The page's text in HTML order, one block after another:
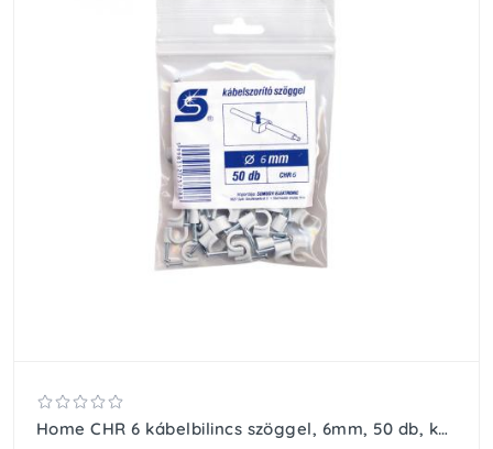
Home CHR 6 kábelbilincs szöggel, 6mm, 50 db, kerek vezetékhez